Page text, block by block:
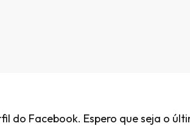
do Facebook. Espero que seja o